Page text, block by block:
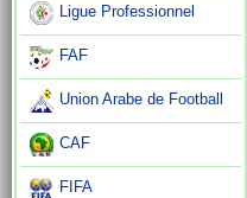
Ligue Professionnel
FAF
Union Arabe de Football
CAF
FIFA